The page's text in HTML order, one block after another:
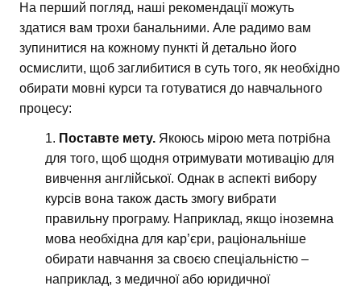
На перший погляд, наші рекомендації можуть
здатися вам трохи банальними. Але радимо вам
зупинитися на кожному пункті й детально його
осмислити, щоб заглибитися в суть того, як необхідно
обирати мовні курси та готуватися до навчального
процесу:
Поставте мету. Якоюсь мірою мета потрібна
для того, щоб щодня отримувати мотивацію для
вивчення англійської. Однак в аспекті вибору
курсів вона також дасть змогу вибрати
правильну програму. Наприклад, якщо іноземна
мова необхідна для кар’єри, раціональніше
обирати навчання за своєю спеціальністю –
наприклад, з медичної або юридичної